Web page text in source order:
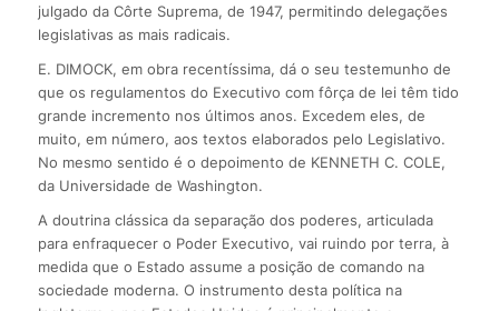
julgado da Côrte Suprema, de 1947, permitindo delegações
legislativas as mais radicais.
E. DIMOCK, em obra recentíssima, dá o seu testemunho de
que os regulamentos do Executivo com fôrça de lei têm tido
grande incremento nos últimos anos. Excedem eles, de
muito, em número, aos textos elaborados pelo Legislativo.
No mesmo sentido é o depoimento de KENNETH C. COLE,
da Universidade de Washington.
A doutrina clássica da separação dos poderes, articulada
para enfraquecer o Poder Executivo, vai ruindo por terra, à
medida que o Estado assume a posição de comando na
sociedade moderna. O instrumento desta política na